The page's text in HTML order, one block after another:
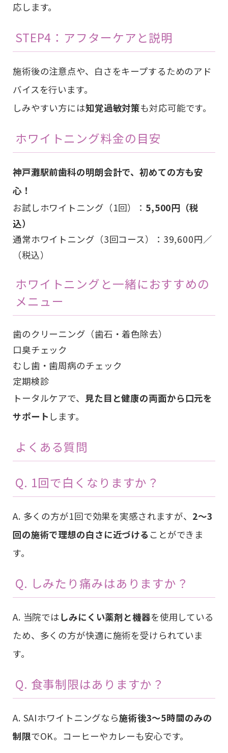
応します。
STEP4：アフターケアと説明
施術後の注意点や、白さをキープするためのアド
バイスを行います。
しみやすい方には知覚過敏対策も対応可能です。
ホワイトニング料金の目安
神戸灘駅前歯科の明朗会計で、初めての方も安
心！
お試しホワイトニング（1回）： 5,500円（税
込）
通常ホワイトニング（3回コース）：39,600円／
（税込）
ホワイトニングと一緒におすすめの
メニュー
歯のクリーニング（歯石・着色除去）
口臭チェック
むし歯・歯周病のチェック
定期検診
トータルケアで、 見た目と健康の両面から口元を
サポート します。
よくある質問
Q. 1回で白くなりますか？
A. 多くの方が1回で効果を実感されますが、 2〜3
回の施術で理想の白さに近づける ことができま
す。
Q. しみたり痛みはありますか？
A. 当院ではしみにくい薬剤と機器を使用している
ため、多くの方が快適に施術を受けられていま
す。
Q. 食事制限はありますか？
A. SAIホワイトニングなら施術後3〜5時間のみの
制限でOK。コーヒーやカレーも安心です。